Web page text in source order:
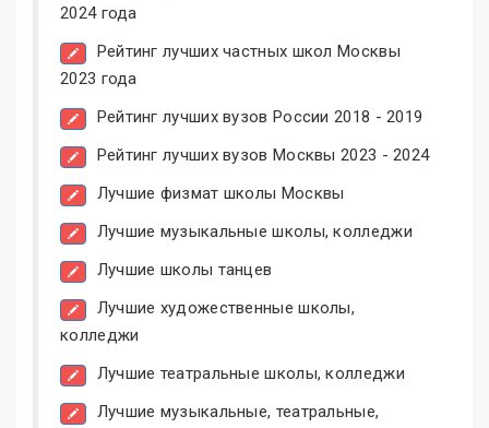
2024 года
Рейтинг лучших частных школ Москвы
2023 года
Рейтинг лучших вузов России 2018 - 2019
Рейтинг лучших вузов Москвы 2023 - 2024
Лучшие физмат школы Москвы
Лучшие музыкальные школы, колледжи
Лучшие школы танцев
Лучшие художественные школы,
колледжи
Лучшие театральные школы, колледжи
Лучшие музыкальные, театральные,